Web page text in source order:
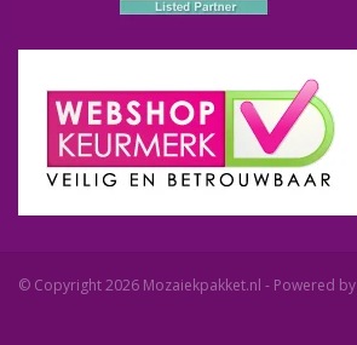
© Copyright 2026 Mozaiekpakket.nl - Powered by